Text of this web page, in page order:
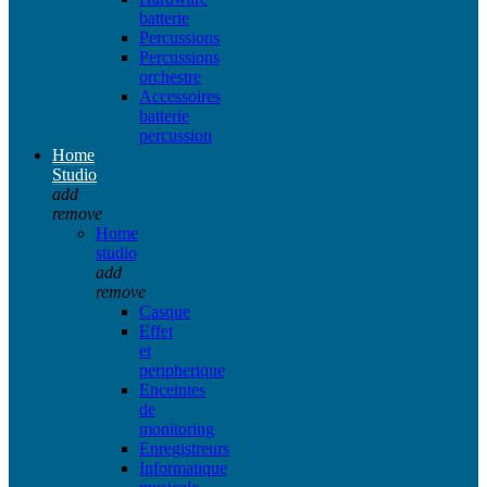
batterie
Percussions
Percussions
orchestre
Accessoires
batterie
percussion
Home
Studio
add
remove
Home
studio
add
remove
Casque
Effet
et
peripherique
Enceintes
de
monitoring
Enregistreurs
Informatique